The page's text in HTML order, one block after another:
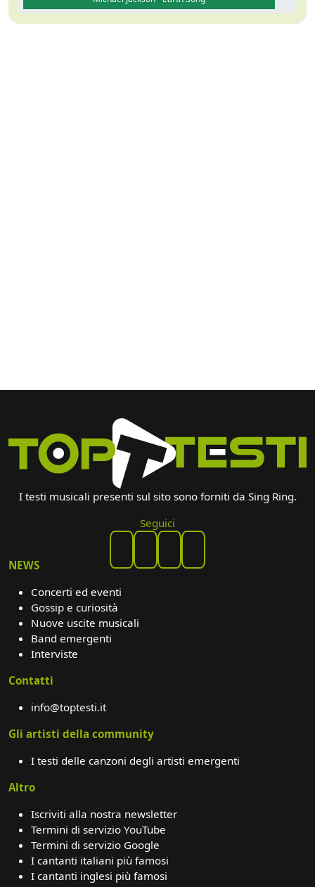
I testi musicali presenti sul sito sono forniti da Sing Ring.
Seguici
NEWS
Concerti ed eventi
Gossip e curiosità
Nuove uscite musicali
Band emergenti
Interviste
Contatti
info@toptesti.it
Gli artisti della community
I testi delle canzoni degli artisti emergenti
Altro
Iscriviti alla nostra newsletter
Termini di servizio YouTube
Termini di servizio Google
I cantanti italiani più famosi
I cantanti inglesi più famosi